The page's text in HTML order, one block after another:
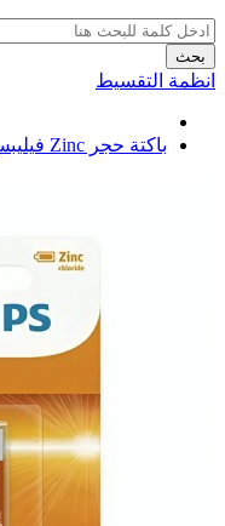
بحث
انظمة التقسيط
باكتة حجر Zinc فيليبس 3 A